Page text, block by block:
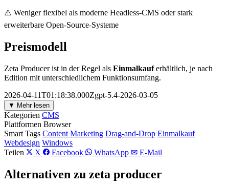
⚠️ Weniger flexibel als moderne Headless-CMS oder stark
erweiterbare Open-Source-Systeme
Preismodell
Zeta Producer ist in der Regel als Einmalkauferhältlich, je nach
Edition mit unterschiedlichem Funktionsumfang.
2026-04-11T01:18:38.000Zgpt-5.4-2026-03-05
▼ Mehr lesen
Kategorien CMS
Plattformen Browser
Smart Tags Content Marketing Drag-and-Drop Einmalkauf
Webdesign Windows
Teilen
X Facebook WhatsApp ✉ E-Mail
Alternativen zu zeta producer